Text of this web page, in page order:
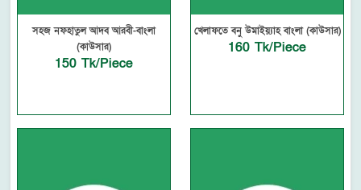
সহজ নফহাতুল আদব আরবী-বাংলা
(কাউসার)
150 Tk/Piece
খেলাফতে বনু উমাইয়্যাহ বাংলা (কাউসার)
160 Tk/Piece